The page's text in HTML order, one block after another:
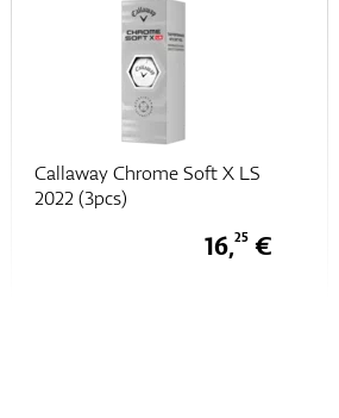
Callaway Chrome Soft X
2022 (3pcs)
16,25 €